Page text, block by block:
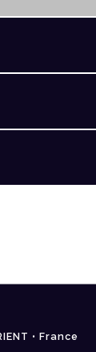
• France